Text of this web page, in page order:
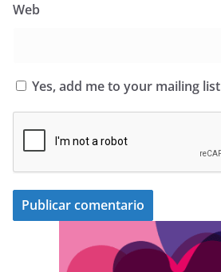
Web
Yes, add me to your mailing list